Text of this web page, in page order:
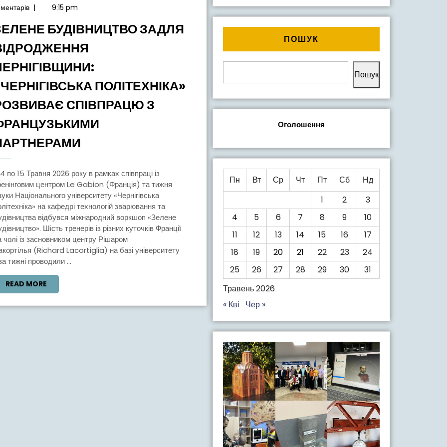
Травня,
2026
| 9:15 pm
БУДІВНИЦТВО ЗАДЛЯ
ПОЛІТЕХНІКА»
СПІВПРАЦЮ З
ЗЕЛЕНЕ
ЗАДЛЯ
ВІДРОДЖЕННЯ
ЧЕРНІГІВЩИНИ:
«ЧЕРНІГІВСЬКА
ПОЛІТЕХНІКА»
РОЗВИВАЄ
СПІВПРАЦЮ
ПАРТНЕРАМИ
центром Le Gabion (Франція) та тижня
Національного університету «Чернігівська
на кафедрі технологій зварювання та
відбувся міжнародний воркшоп «Зелене
Шість тренерів із різних куточків Франції
чолі із засновником центру Рішаром
(Richard Lacortiglia) на базі університету
тижні проводили ...
READ MOREREAD
MORE
ПОШУК
Пошук
Оголошення
Травень 2026
Пн Вт Ср Чт Пт Сб
Нд
1
2
3
4
5 6 7 8 9
10
11
12 13 14 15 16
17
18
19 20 21 22 23
24
25
26 27 28 29 30 31
« Кві Чер »